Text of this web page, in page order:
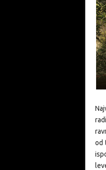
od